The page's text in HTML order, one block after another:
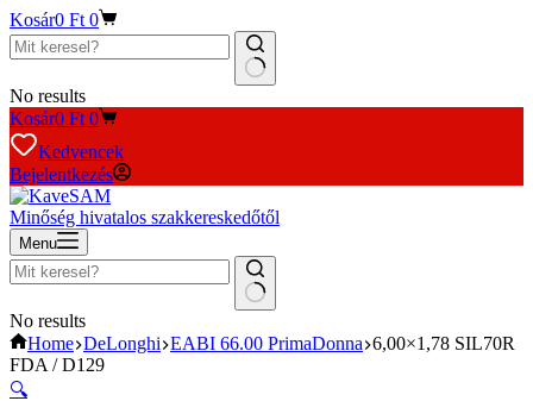
Kosár0 Ft 0
No results
Kosár0 Ft 0
Kedvencek
Bejelentkezés
Minőség hivatalos szakkereskedőtől
Menu
No results
Home DeLonghi EABI 66.00 PrimaDonna 6,00×1,78 SIL70R
FDA / D129
🔍